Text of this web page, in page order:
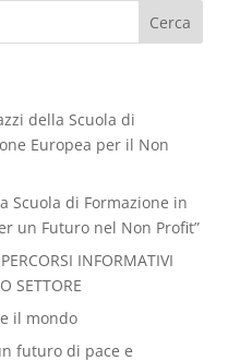
della Scuola di
Europea per il Non
Scuola di Formazione in
un Futuro nel Non Profit”
INFORMATIVI
SETTORE
il mondo
futuro di pace e